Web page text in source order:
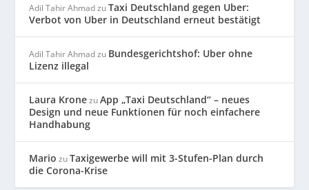
Adil Tahir AhmadzuTaxi Deutschland gegen Uber:
Verbot von Uber in Deutschland erneut bestätigt
Adil Tahir Ahmadzu Bundesgerichtshof: Uber ohne
Lizenz illegal
Laura KronezuApp „Taxi Deutschland“ – neues
Design und neue Funktionen für noch einfachere
Handhabung
Mario zuTaxigewerbe will mit 3-Stufen-Plan durch
die Corona-Krise